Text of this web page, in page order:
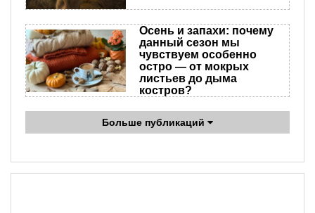
Осень и запахи: почему
данный сезон мы
чувствуем особенно
остро — от мокрых
листьев до дыма
костров?
Больше публикаций